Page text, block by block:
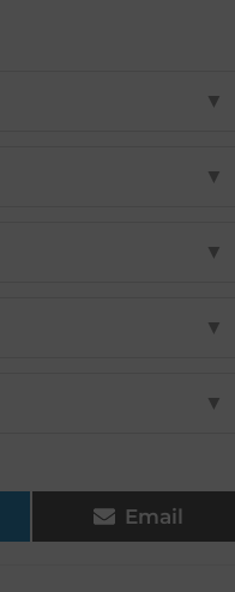
▼
▼
▼
▼
▼
Email